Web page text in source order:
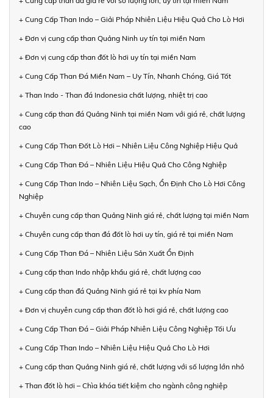
+ Cung Cấp Than Indo – Giải Pháp Nhiên Liệu Hiệu Quả Cho Lò Hơi
+ Đơn vị cung cấp than Quảng Ninh uy tín tại miền Nam
+ Đơn vị cung cấp than đốt lò hơi uy tín tại miền Nam
+ Cung Cấp Than Đá Miền Nam – Uy Tín, Nhanh Chóng, Giá Tốt
+ Than Indo - Than đá Indonesia chất lượng, nhiệt trị cao
+ Cung cấp than đá Quảng Ninh tại miền Nam với giá rẻ, chất lượng
cao
+ Cung Cấp Than Đốt Lò Hơi – Nhiên Liệu Công Nghiệp Hiệu Quả
+ Cung Cấp Than Đá – Nhiên Liệu Hiệu Quả Cho Công Nghiệp
+ Cung Cấp Than Indo – Nhiên Liệu Sạch, Ổn Định Cho Lò Hơi Công
Nghiệp
+ Chuyên cung cấp than Quảng Ninh giá rẻ, chất lượng tại miền Nam
+ Chuyên cung cấp than đá đốt lò hơi uy tín, giá rẻ tại miền Nam
+ Cung Cấp Than Đá – Nhiên Liệu Sản Xuất Ổn Định
+ Cung cấp than Indo nhập khẩu giá rẻ, chất lượng cao
+ Cung cấp than đá Quảng Ninh giá rẻ tại kv phía Nam
+ Đơn vị chuyên cung cấp than đốt lò hơi giá rẻ, chất lượng cao
+ Cung Cấp Than Đá – Giải Pháp Nhiên Liệu Công Nghiệp Tối Ưu
+ Cung Cấp Than Indo – Nhiên Liệu Hiệu Quả Cho Lò Hơi
+ Cung cấp than Quảng Ninh giá rẻ, chất lượng với số lượng lớn nhỏ
+ Than đốt lò hơi – Chìa khóa tiết kiệm cho ngành công nghiệp